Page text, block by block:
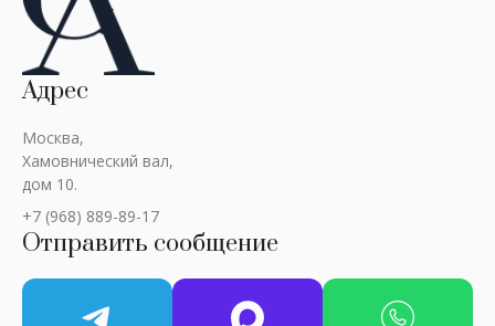
Адрес
Москва,
Хамовнический вал,
дом 10.
+7 (968) 889-89-17
Отправить сообщение